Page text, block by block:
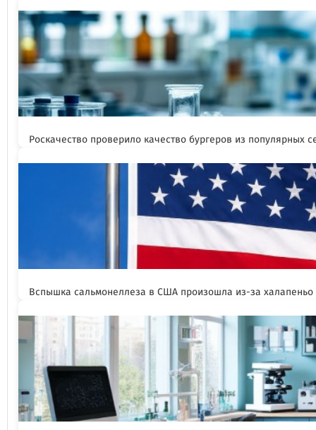
Роскачество проверило качество бургеров из популярных
Вспышка сальмонеллеза в США произошла из-за халапеньо